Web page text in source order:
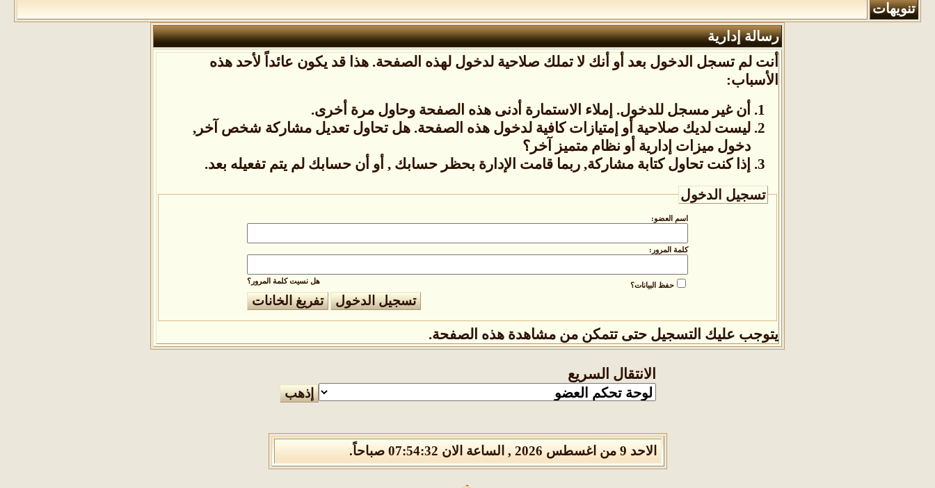
تنويهات
رسالة إدارية
أنت لم تسجل الدخول بعد أو أنك لا تملك صلاحية لدخول لهذه الصفحة. هذا قد يكون عائداً لأحد هذه
الأسباب:
أن غير مسجل للدخول. إملاء الاستمارة أدنى هذه الصفحة وحاول مرة أخرى.
ليست لديك صلاحية أو إمتيازات كافية لدخول هذه الصفحة. هل تحاول تعديل مشاركة شخص آخر,
دخول ميزات إدارية أو نظام متميز آخر؟
إذا كنت تحاول كتابة مشاركة, ربما قامت الإدارة بحظر حسابك , أو أن حسابك لم يتم تفعيله بعد.
تسجيل الدخول
اسم العضو:
كلمة المرور:
هل نسيت كلمة المرور؟ حفظ البيانات؟
يتوجب عليك التسجيل حتى تتمكن من مشاهدة هذه الصفحة.
الانتقال السريع
الاحد 9 من اغسطس 2026 , الساعة الان 07:54:32 صباحاً.